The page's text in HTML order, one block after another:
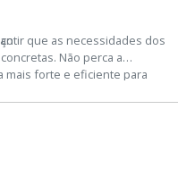
que as necessidades dos
Não perca a
mais forte e eficiente para